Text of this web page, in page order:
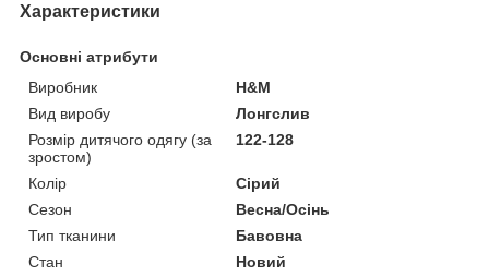
Характеристики
Основні атрибути
Виробник
H&M
Вид виробу
Лонгслив
Розмір дитячого одягу (за
зростом)
122-128
Колір
Сірий
Сезон
Весна/Осінь
Тип тканини
Бавовна
Стан
Новий